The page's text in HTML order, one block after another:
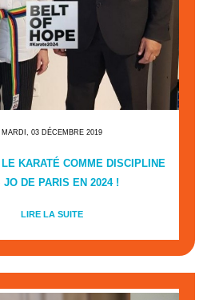
MARDI, 03 DÉCEMBRE 2019
KARATÉ COMME DISCIPLINE
JO DE PARIS EN 2024 !
LIRE LA SUITE